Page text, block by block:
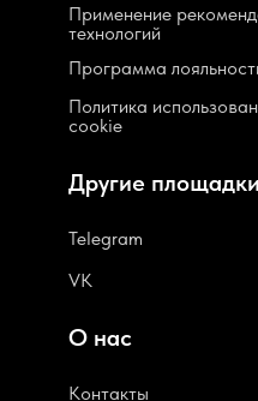
Программа
Политика
cookie
Применение
технологий
Контакты
Telegram
VK
О нас
Другие площадки